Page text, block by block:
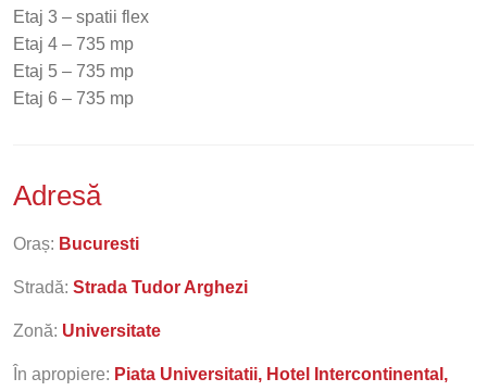
Etaj 3 – spatii flex
Etaj 4 – 735 mp
Etaj 5 – 735 mp
Etaj 6 – 735 mp
Adresă
Oraș: Bucuresti
Stradă: Strada Tudor Arghezi
Zonă: Universitate
În apropiere: Piata Universitatii, Hotel Intercontinental,